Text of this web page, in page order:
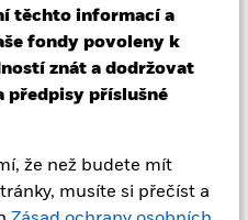
těchto informací a
fondy povoleny k
znát a dodržovat
předpisy příslušné
že než budete mít
musíte si přečíst a
Hodnota investic a
a není zaručena. Investoři
původně investovali.
Hodnota vaší
a výši vaší počáteční
se za tržní ceny, které se
daného ETF. Dvěma
do fixních příjmů